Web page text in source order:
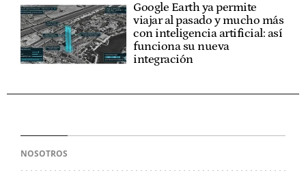
Google Earth ya permite
viajar al pasado y mucho más
con inteligencia artificial: así
funciona su nueva
integración
NOSOTROS